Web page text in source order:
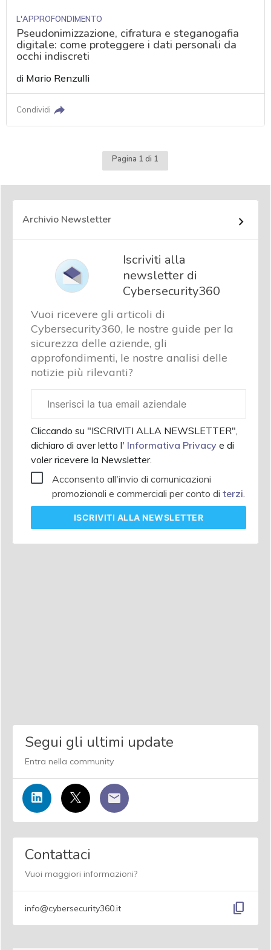
L'APPROFONDIMENTO
Pseudonimizzazione, cifratura e steganogafia
digitale: come proteggere i dati personali da
occhi indiscreti
di Mario Renzulli
Condividi
Pagina 1 di 1
Archivio Newsletter
Iscriviti alla
newsletter di
Cybersecurity360
Vuoi ricevere gli articoli di
Cybersecurity360, le nostre guide per la
sicurezza delle aziende, gli
approfondimenti, le nostre analisi delle
notizie più rilevanti?
aziendale
Cliccando su "ISCRIVITI ALLA NEWSLETTER",
dichiaro di aver letto l' Informativa Privacy e di
voler ricevere la Newsletter.
Acconsento all'invio di comunicazioni
promozionali e commerciali per conto di terzi.
ISCRIVITI ALLA NEWSLETTER
Segui gli ultimi update
Entra nella community
Contattaci
Vuoi maggiori informazioni?
info@cybersecurity360.it content_copy